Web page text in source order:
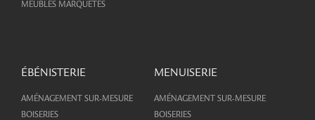
MEUBLES MARQUETÉS
ÉBÉNISTERIE
AMÉNAGEMENT SUR-MESURE
BOISERIES
MENUISERIE
AMÉNAGEMENT SUR-MESURE
BOISERIES